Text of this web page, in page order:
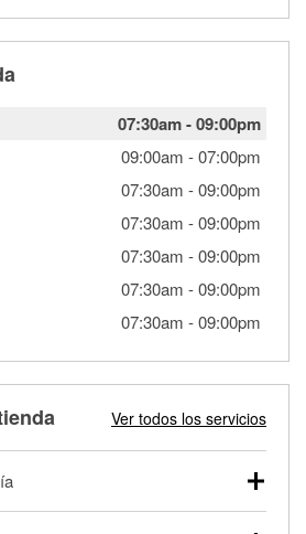
07:30am-09:00pm
09:00am -07:00pm
07:30am -09:00pm
07:30am -09:00pm
07:30am -09:00pm
07:30am -09:00pm
07:30am -09:00pm
Ver todos los servicios